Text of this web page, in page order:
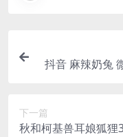
抖音 麻辣奶兔
下一篇
秋和柯基兽耳娘狐狸